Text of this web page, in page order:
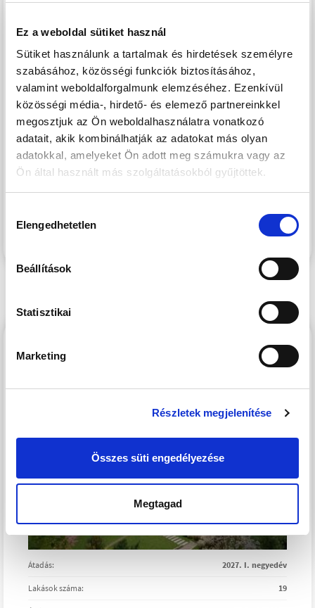
Ez a weboldal sütiket használ
Sütiket használunk a tartalmak és hirdetések személyre
szabásához, közösségi funkciók biztosításához,
valamint weboldalforgalmunk elemzéséhez. Ezenkívül
közösségi média-, hirdető- és elemező partnereinkkel
megosztjuk az Ön weboldalhasználatra vonatkozó
adatait, akik kombinálhatják az adatokat más olyan
adatokkal, amelyeket Ön adott meg számukra vagy az
Ön által használt más szolgáltatásokból gyűjtöttek.
kiválasztása
Elengedhetetlen
Beállítások
Statisztikai
Marketing
Részletek megjelenítése
Összes süti engedélyezése
Megtagad
Budapest egyik leggyorsabban fejlődő kerületének
megújuló Nyugati pályaudvartól sétatávolságra épül. A
Nyugati pályaudvar környéke az elkövetkezendő években
szinte teljesen megújul, a XIII. kerületben elhelyezkedő
Szabolcs utcában, illetve közvetlen környezetében számos
új építésű ingatlan épült, melyek jelentős értéknövekedést
kínálnak a környéken ingatlant vásárlóknak. A több
ütemben megvalósuló lakóingatlanfejlesztések hatalmas
zöld parkot ölelnek körül, így a lakók akár az erkélyen ülve
is élvezhetik a csendet, nyugalmat és zöld környezetet egy
központi, belvárosi környezetben is.
Átadás: 2027. I. negyedév
Lakások száma: 19